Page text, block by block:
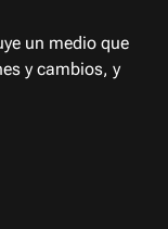
un medio que
y cambios, y